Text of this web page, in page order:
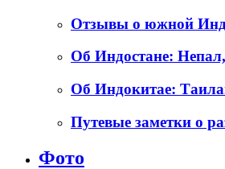
Отзывы о южной
Об Индостане:
Об Индокитае:
Путевые заметки о
Фото